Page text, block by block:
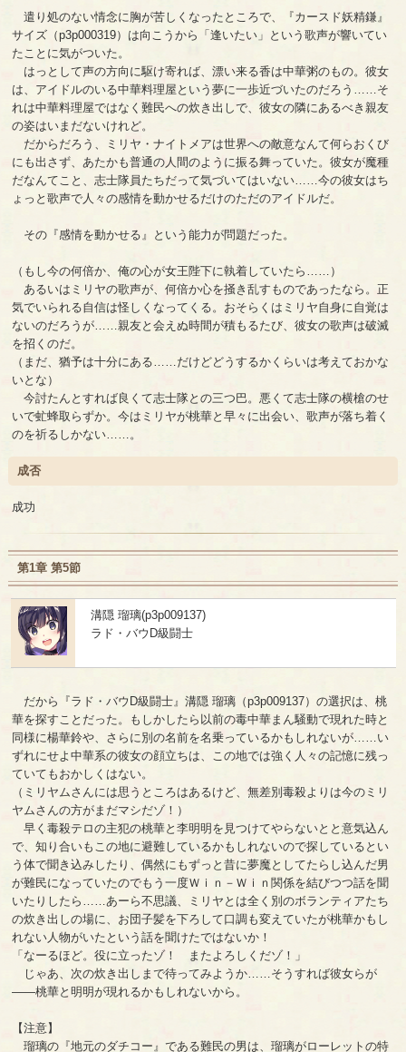
遣り処のない情念に胸が苦しくなったところで、『カースド妖精鎌』
サイズ（p3p000319）は向こうから「逢いたい」という歌声が響いてい
たことに気がついた。
はっとして声の方向に駆け寄れば、漂い来る香は中華粥のもの。彼女
は、アイドルのいる中華料理屋という夢に一歩近づいたのだろう……そ
れは中華料理屋ではなく難民への炊き出しで、彼女の隣にあるべき親友
の姿はいまだないけれど。
だからだろう、ミリヤ・ナイトメアは世界への敵意なんて何らおくび
にも出さず、あたかも普通の人間のように振る舞っていた。彼女が魔種
だなんてこと、志士隊員たちだって気づいてはいない……今の彼女はち
ょっと歌声で人々の感情を動かせるだけのただのアイドルだ。
その『感情を動かせる』という能力が問題だった。
（もし今の何倍か、俺の心が女王陛下に執着していたら……）
あるいはミリヤの歌声が、何倍か心を掻き乱すものであったなら。正
気でいられる自信は怪しくなってくる。おそらくはミリヤ自身に自覚は
ないのだろうが……親友と会えぬ時間が積もるたび、彼女の歌声は破滅
を招くのだ。
（まだ、猶予は十分にある……だけどどうするかくらいは考えておかな
いとな）
今討たんとすれば良くて志士隊との三つ巴。悪くて志士隊の横槍のせ
いで虻蜂取らずか。今はミリヤが桃華と早々に出会い、歌声が落ち着く
のを祈るしかない……。
成否
成功
第1章 第5節
溝隠 瑠璃(p3p009137)
ラド・バウD級闘士
だから『ラド・バウD級闘士』溝隠 瑠璃（p3p009137）の選択は、桃
華を探すことだった。もしかしたら以前の毒中華まん騒動で現れた時と
同様に楊華鈴や、さらに別の名前を名乗っているかもしれないが……い
ずれにせよ中華系の彼女の顔立ちは、この地では強く人々の記憶に残っ
ていてもおかしくはない。
（ミリヤムさんには思うところはあるけど、無差別毒殺よりは今のミリ
ヤムさんの方がまだマシだゾ！）
早く毒殺テロの主犯の桃華と李明明を見つけてやらないとと意気込ん
で、知り合いもこの地に避難しているかもしれないので探しているとい
う体で聞き込みしたり、偶然にもずっと昔に夢魔としてたらし込んだ男
が難民になっていたのでもう一度Ｗｉｎ－Ｗｉｎ関係を結びつつ話を聞
いたりしたら……あーら不思議、ミリヤとは全く別のボランティアたち
の炊き出しの場に、お団子髪を下ろして口調も変えていたが桃華かもし
れない人物がいたという話を聞けたではないか！
「なーるほど。役に立ったゾ！ またよろしくだゾ！」
じゃあ、次の炊き出しまで待ってみようか……そうすれば彼女らが
――桃華と明明が現れるかもしれないから。
【注意】
瑠璃の『地元のダチコー』である難民の男は、瑠璃がローレットの特